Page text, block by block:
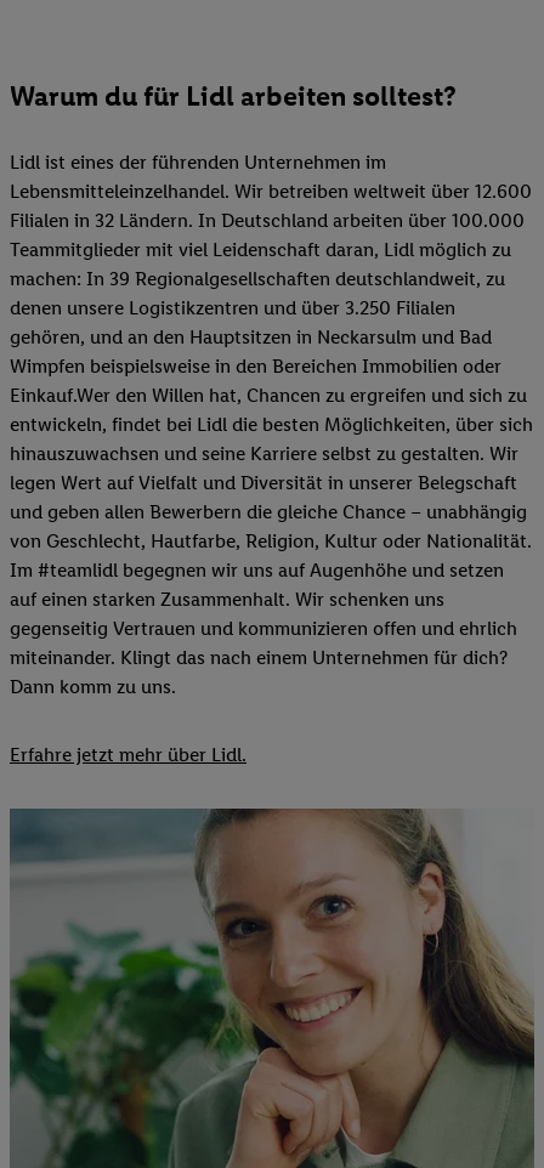
Warum du für Lidl arbeiten solltest?
Lidl ist eines der führenden Unternehmen im
Lebensmitteleinzelhandel. Wir betreiben weltweit über 12.600
Filialen in 32 Ländern. In Deutschland arbeiten über 100.000
Teammitglieder mit viel Leidenschaft daran, Lidl möglich zu
machen: In 39 Regionalgesellschaften deutschlandweit, zu
denen unsere Logistikzentren und über 3.250 Filialen
gehören, und an den Hauptsitzen in Neckarsulm und Bad
Wimpfen beispielsweise in den Bereichen Immobilien oder
Einkauf.Wer den Willen hat, Chancen zu ergreifen und sich zu
entwickeln, findet bei Lidl die besten Möglichkeiten, über sich
hinauszuwachsen und seine Karriere selbst zu gestalten. Wir
legen Wert auf Vielfalt und Diversität in unserer Belegschaft
und geben allen Bewerbern die gleiche Chance – unabhängig
von Geschlecht, Hautfarbe, Religion, Kultur oder Nationalität.
Im #teamlidl begegnen wir uns auf Augenhöhe und setzen
auf einen starken Zusammenhalt. Wir schenken uns
gegenseitig Vertrauen und kommunizieren offen und ehrlich
miteinander. Klingt das nach einem Unternehmen für dich?
Dann komm zu uns.​
Erfahre jetzt mehr über Lidl.